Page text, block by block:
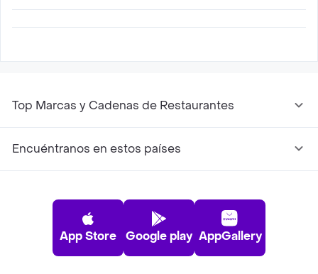
agregalas al carrito y paga online
15 días de envíos gratis con La Parrilla Original
Top Marcas y Cadenas de Restaurantes
Encuéntranos en estos países
App Store Google play AppGallery